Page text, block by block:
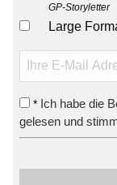
GP-Storyletter
Large
* Ich habe die
gelesen und